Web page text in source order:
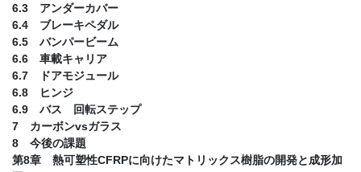
6.3 アンダーカバー
6.4 ブレーキペダル
6.5 バンパービーム
6.6 車載キャリア
6.7 ドアモジュール
6.8 ヒンジ
6.9 バス 回転ステップ
7 カーボンvsガラス
8 今後の課題
第8章 熱可塑性CFRPに向けたマトリックス樹脂の開発と成形加